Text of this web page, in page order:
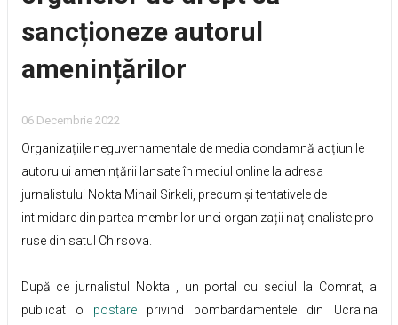
sancționeze autorul
amenințărilor
06 Decembrie 2022
Organizațiile neguvernamentale de media condamnă acțiunile
autorului amenințării lansate în mediul online la adresa
jurnalistului Nokta Mihail Sirkeli, precum și tentativele de
intimidare din partea membrilor unei organizații naționaliste pro-
ruse din satul Chirsova.
După ce jurnalistul Nokta , un portal cu sediul la Comrat, a
publicat o postareprivind bombardamentele din Ucraina